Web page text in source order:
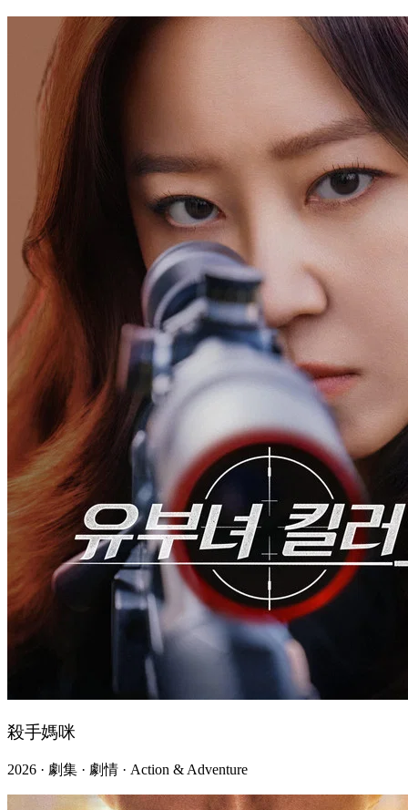
殺手媽咪
2026 · 劇集 · 劇情 · Action & Adventure